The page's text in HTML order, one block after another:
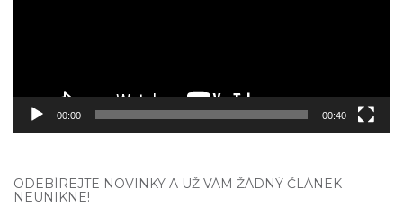
00:00 00:40
ODEBÍREJTE NOVINKY A UŽ VÁM ŽÁDNÝ ČLÁNEK
NEUNIKNE!